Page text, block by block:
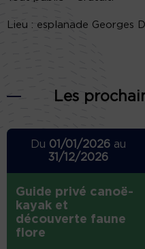
Lieu : esplanade Georges
Les
Du 01/01/2026au
31/12/2026
Guide privé canoë-
kayak et
découverte faune
flore